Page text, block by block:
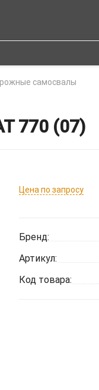
самосвалы
770 (07)
Цена по запросу
Бренд:
Артикул:
Код товара: